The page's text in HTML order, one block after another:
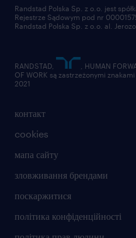
контакт
cookies
мапа сайту
зловживання брендами
поскаржитися
політика конфіденційності
Randstad Polska Sp. z o.o. jest
Rejestrze Sądowym pod nr
Randstad Polska Sp. z o.o. al.
RANDSTAD,
, HUMAN
OF WORK są zastrzeżonymi
2021